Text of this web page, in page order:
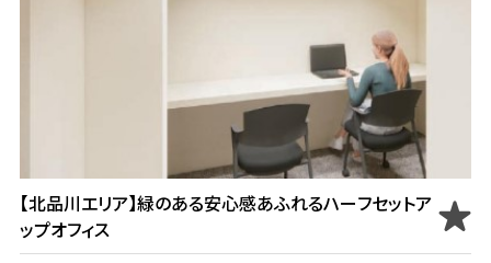
【北品川エリア】緑のある安心感あふれるハーフセットア
ップオフィス